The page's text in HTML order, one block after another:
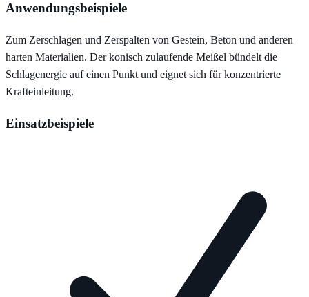
Anwendungsbeispiele
Zum Zerschlagen und Zerspalten von Gestein, Beton und anderen
harten Materialien. Der konisch zulaufende Meißel bündelt die
Schlagenergie auf einen Punkt und eignet sich für konzentrierte
Krafteinleitung.
Einsatzbeispiele